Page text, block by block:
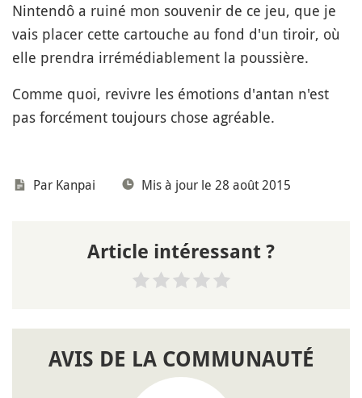
Nintendô a ruiné mon souvenir de ce jeu, que je
vais placer cette cartouche au fond d'un tiroir, où
elle prendra irrémédiablement la poussière.
Comme quoi, revivre les émotions d'antan n'est
pas forcément toujours chose agréable.
Par Kanpai Mis à jour le 28 août 2015
Article intéressant ?
AVIS DE LA COMMUNAUTÉ